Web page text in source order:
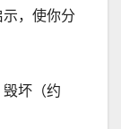
，使你分
坏（约